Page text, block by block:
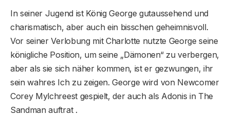
In seiner Jugend ist König George gutaussehend und
charismatisch, aber auch ein bisschen geheimnisvoll.
Vor seiner Verlobung mit Charlotte nutzte George seine
königliche Position, um seine „Dämonen“ zu verbergen,
aber als sie sich näher kommen, ist er gezwungen, ihr
sein wahres Ich zu zeigen. George wird von Newcomer
Corey Mylchreest gespielt, der auch als Adonis in The
Sandman auftrat .